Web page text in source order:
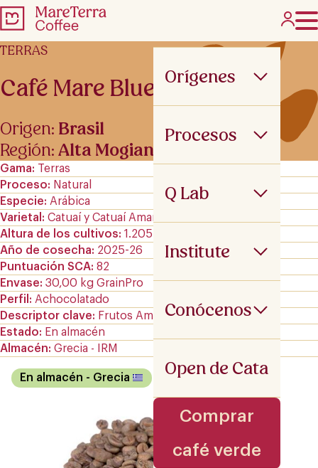
Orígenes
Procesos
Q Lab
Institute
Conócenos
Open de Cata
Comprar
café verde
TERRAS
Café Mare Blue IRM
Origen: Brasil
Región:Alta Mogiana
Gama
Terras
Proceso
Natural
Especie
Arábica
Varietal
Catuaí y Catuaí Amarillo
Altura de los cultivos 1.205 m.s.n.m
Año de cosecha
2025-26
Puntuación SCA 82
Envase 30,00 kg GrainPro
Perfil
Achocolatado
Descriptor clave
Frutos Amarillos
Estado
En almacén
Almacén Grecia - IRM
En almacén - Grecia